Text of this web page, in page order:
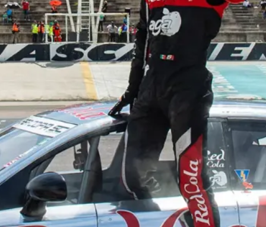
El México GP presenta a Michel
Jourdain Jr. como embajador
de la edición 2026
¡Síguenos!
Facebook InstagramX